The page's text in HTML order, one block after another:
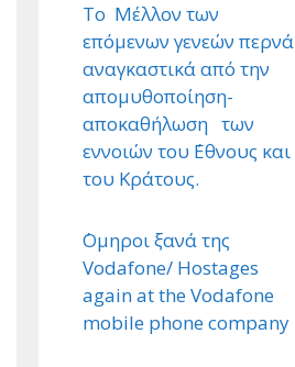
Το Μέλλον των
επόμενων γενεών περνά
αναγκαστικά από την
απομυθοποίηση-
αποκαθήλωση των
εννοιών του ΄Εθνους και
του Κράτους.
΄Ομηροι ξανά της
Vodafone/ Hostages
again at the Vodafone
mobile phone company